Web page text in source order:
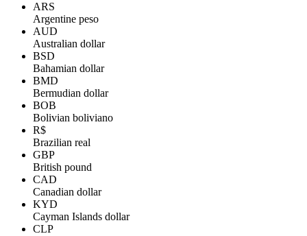
ARS
Argentine peso
AUD
Australian dollar
BSD
Bahamian dollar
BMD
Bermudian dollar
BOB
Bolivian boliviano
R$
Brazilian real
GBP
British pound
CAD
Canadian dollar
KYD
Cayman Islands dollar
CLP